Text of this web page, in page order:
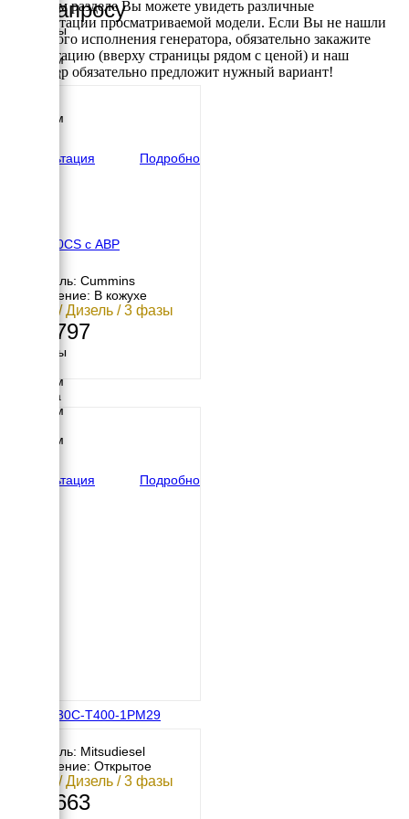
По запросу
Размеры
2280 мм
Ширина
1230 мм
Консультация
Подробно
MGEp30CS с АВР
Двигатель: Cummins
Исполнение: В кожухе
30 кВт / Дизель / 3 фазы
977 797
Размеры
2230 мм
Ширина
1060 мм
1680 мм
Консультация
Подробно
В данном разделе Вы можете увидеть различные
комплектации просматриваемой модели. Если Вы не нашли
требуемого исполнения генератора, обязательно закажите
консультацию (вверху страницы рядом с ценой) и наш
менеджер обязательно предложит нужный вариант!
МД АД-30С-Т400-1РМ29
Двигатель: Mitsudiesel
Исполнение: Открытое
30 кВт / Дизель / 3 фазы
457 663